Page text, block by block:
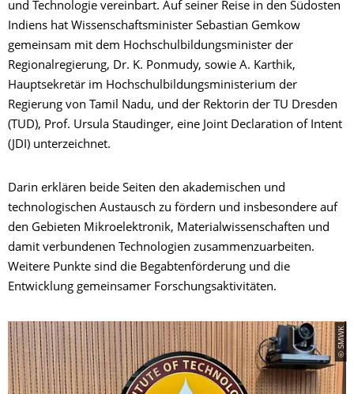
und Technologie vereinbart. Auf seiner Reise in den Südosten
Indiens hat Wissenschaftsminister Sebastian Gemkow
gemeinsam mit dem Hochschulbildungsminister der
Regionalregierung, Dr. K. Ponmudy, sowie A. Karthik,
Hauptsekretär im Hochschulbildungsministerium der
Regierung von Tamil Nadu, und der Rektorin der TU Dresden
(TUD), Prof. Ursula Staudinger, eine Joint Declaration of Intent
(JDI) unterzeichnet.
Darin erklären beide Seiten den akademischen und
technologischen Austausch zu fördern und insbesondere auf
den Gebieten Mikroelektronik, Materialwissenschaften und
damit verbundenen Technologien zusammenzuarbeiten.
Weitere Punkte sind die Begabtenförderung und die
Entwicklung gemeinsamer Forschungsaktivitäten.
© SMWK